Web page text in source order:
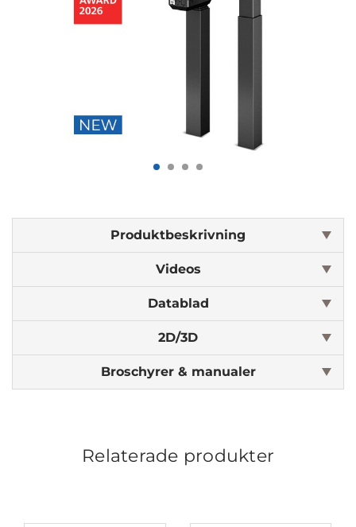
Produktbeskrivning
Videos
Datablad
2D/3D
Broschyrer & manualer
Relaterade produkter